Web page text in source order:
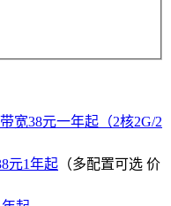
宽38元一年起（2核2G/2
元1年起 （多配置可选 价